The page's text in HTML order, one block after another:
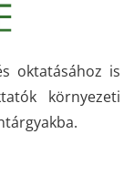
oktatásához is
környezeti